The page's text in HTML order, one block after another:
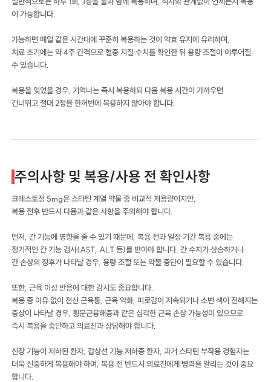
이 가능합니다.
가능하면 매일 같은 시간대에 꾸준히 복용하는 것이 약효 유지에 유리하며,
치료 초기에는 약 4주 간격으로 혈중 지질 수치를 확인한 뒤 용량 조절이 이루어질
수 있습니다.
복용을 잊었을 경우, 기억나는 즉시 복용하되 다음 복용 시간이 가까우면
건너뛰고 절대 2정을 한꺼번에 복용하지 않아야 합니다.
주의사항 및 복용/사용 전 확인사항
크레스토정 5mg은 스타틴 계열 약물 중 비교적 저용량이지만,
복용 전후 반드시 다음과 같은 사항을 주의해야 합니다.
먼저, 간 기능에 영향을 줄 수 있기 때문에, 복용 전과 일정 기간 복용 중에는
정기적인 간 기능 검사(AST, ALT 등)를 받아야 합니다. 간 수치가 상승하거나
간 손상의 징후가 나타날 경우, 용량 조절 또는 약물 중단이 필요할 수 있습니다.
또한, 근육 이상 반응에 대한 감시도 중요합니다.
복용 중 이유 없이 전신 근육통, 근육 약화, 피로감이 지속되거나 소변 색이 진해지는
증상이 나타날 경우, 횡문근융해증과 같은 심각한 근육 손상 가능성이 있으므로
즉시 복용을 중단하고 의료진과 상담해야 합니다.
신장 기능이 저하된 환자, 갑상선 기능 저하증 환자, 과거 스타틴 부작용 경험자는
더욱 신중하게 복용해야 하며, 복용 전 반드시 의료진에게 병력을 알리는 것이 중요
합니다.